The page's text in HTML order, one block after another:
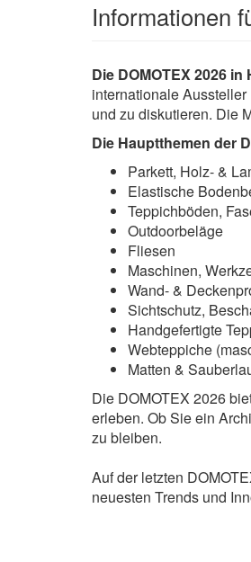
Informationen
Die DOMOTEX 2026 in
internationale
und zu diskutieren. Die
Die Hauptthemen der
Parkett, Holz- &
Elastische
Teppichböden,
Outdoorbeläge
Fliesen
Maschinen,
Wand- &
Sichtschutz,
Handgefertigte
Webteppiche
Matten &
Die DOMOTEX 2026
erleben. Ob Sie ein
zu bleiben.
Auf der letzten
neuesten Trends und